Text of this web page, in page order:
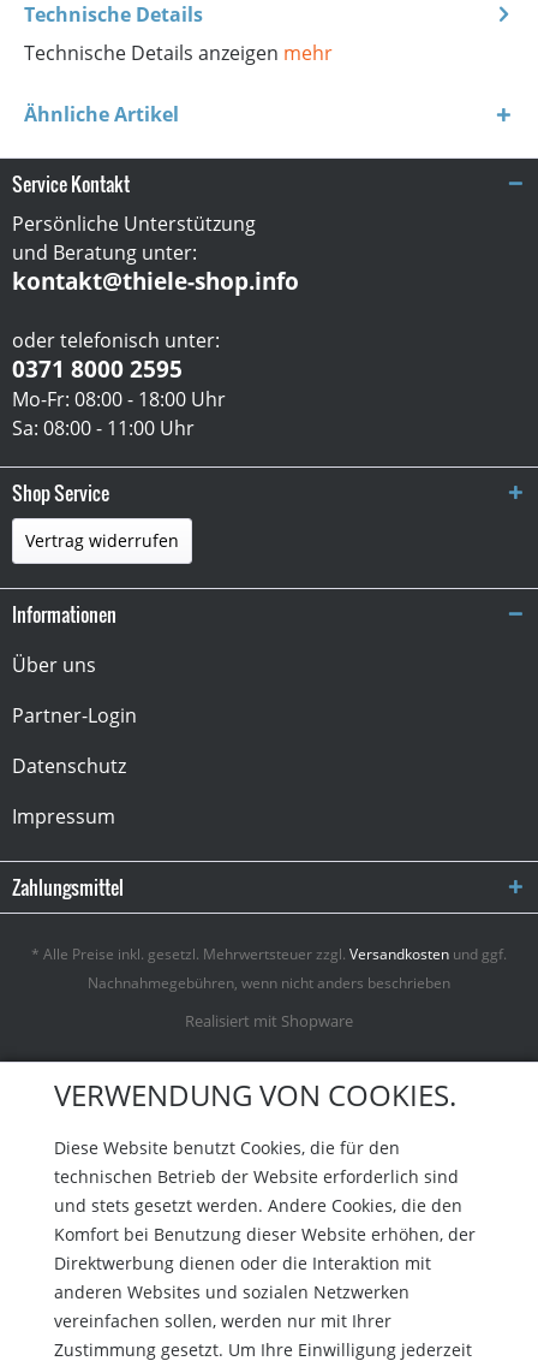
Technische Details
Technische Details anzeigen mehr
Ähnliche Artikel
Service Kontakt
Persönliche Unterstützung
und Beratung unter:
kontakt@thiele-shop.info
oder telefonisch unter:
0371 8000 2595
Mo-Fr: 08:00 - 18:00 Uhr
Sa: 08:00 - 11:00 Uhr
Shop Service
Vertrag widerrufen
Informationen
Über uns
Partner-Login
Datenschutz
Impressum
Zahlungsmittel
* Alle Preise inkl. gesetzl. Mehrwertsteuer zzgl. Versandkosten und ggf.
Nachnahmegebühren, wenn nicht anders beschrieben
Realisiert mit Shopware
VERWENDUNG VON COOKIES.
Diese Website benutzt Cookies, die für den
technischen Betrieb der Website erforderlich sind
und stets gesetzt werden. Andere Cookies, die den
Komfort bei Benutzung dieser Website erhöhen, der
Direktwerbung dienen oder die Interaktion mit
anderen Websites und sozialen Netzwerken
vereinfachen sollen, werden nur mit Ihrer
Zustimmung gesetzt. Um Ihre Einwilligung jederzeit